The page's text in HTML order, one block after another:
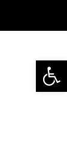
פתח סרגל נגישות